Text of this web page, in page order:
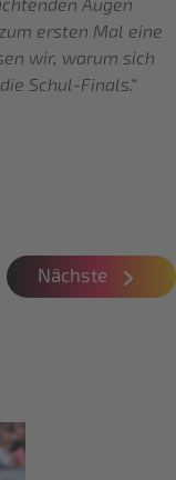
Augen
ersten Mal eine
wir, warum sich
Schul-Finals.“
Nächste